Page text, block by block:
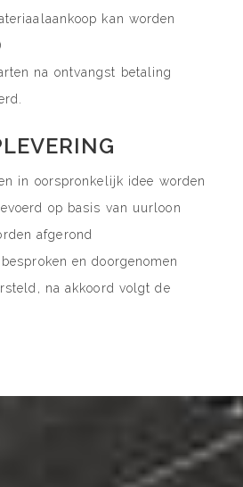
kan worden
na ontvangst betaling
in oorspronkelijk idee worden
op basis van uurloon
afgerond
en doorgenomen
na akkoord volgt de